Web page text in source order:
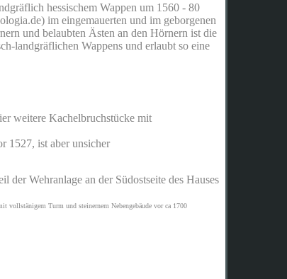
hessischem Wappen um 1560 - 80
im eingemauerten und im geborgenen
und belaubten Ästen an den Hörnern ist die
landgräflichen Wappens und erlaubt so eine
weitere Kachelbruchstücke mit
1527, ist aber unsicher
der Wehranlage an der Südostseite des Hauses
vollstänigem Turm und steinernem Nebengebäude vor ca 1700